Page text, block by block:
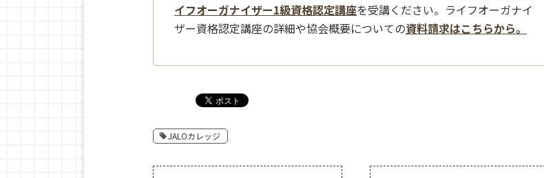
イフオーガナイザー1級資格認定講座を受講ください。ライフオーガナイ
ザー資格認定講座の詳細や協会概要についての資料請求はこちらから。
JALOカレッジ